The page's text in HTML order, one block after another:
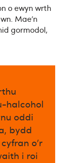
o ewyn wrth
Mae’n
gormodol,
halcohol
oddi
bydd
o’r
i roi